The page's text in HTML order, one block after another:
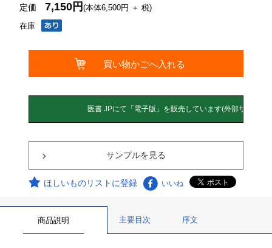
在庫
定価7,150円(本体6,500円 ＋ 税)
サンプルを見る
ほしいものリストに登録 いいね
商品説明 主要目次 序文